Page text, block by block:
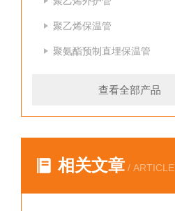
聚乙烯保温管
聚氨酯预制直埋保温管
查看全部产品
相关文章 / ARTICLE